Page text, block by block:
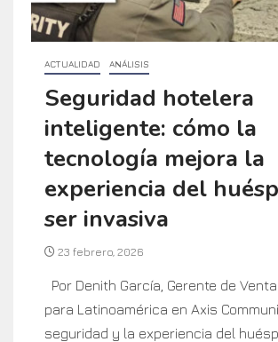
ACTUALIDAD ANÁLISIS
Seguridad hotelera
inteligente: cómo la
tecnología mejora la
experiencia del
ser invasiva
23 febrero, 2026
Por Denith García, Gerente de
para Latinoamérica en Axis
seguridad y la experiencia del